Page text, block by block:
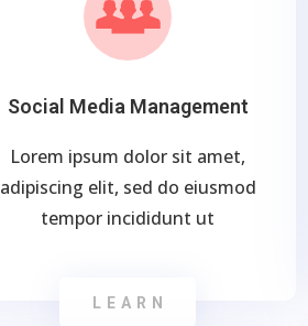
Social Media Management
Lorem ipsum dolor sit amet,
adipiscing elit, sed do eiusmod
tempor incididunt ut
LEARN